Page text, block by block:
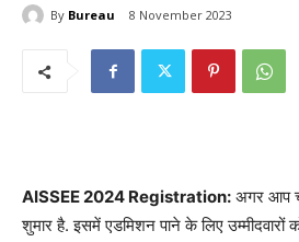
By Bureau 8 November 2023
AISSEE 2024 Registration: अगर आप
शुमार है. इसमें एडमिशन पाने के लिए उम्मीदवारों